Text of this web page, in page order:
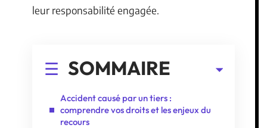
leur responsabilité engagée.
SOMMAIRE
Accident causé par un tiers :
comprendre vos droits et les enjeux du
recours